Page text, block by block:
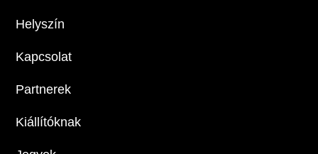
Helyszín
Kapcsolat
Partnerek
Kiállítóknak